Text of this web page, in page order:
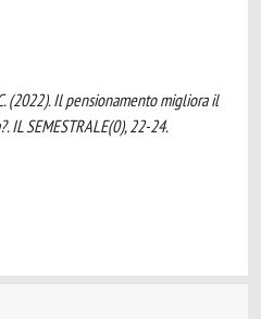
(2022). Il pensionamento migliora il
IL SEMESTRALE(0), 22-24.